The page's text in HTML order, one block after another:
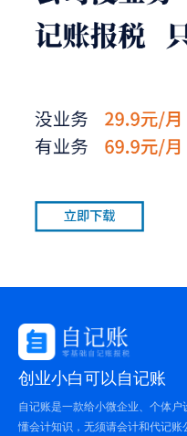
创业小白可以自记账
自记账是一款给小微企业、个体
懂会计知识，无须请会计和代记账